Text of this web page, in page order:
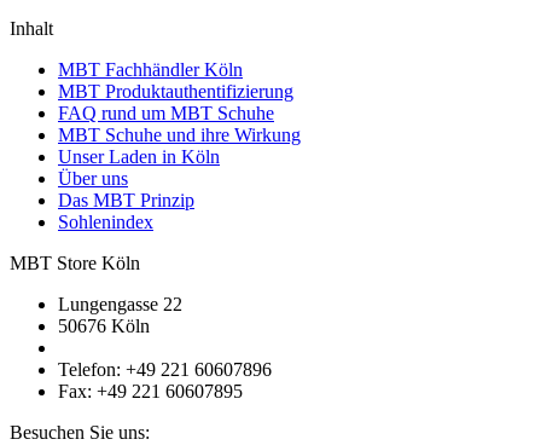
Inhalt
MBT Fachhändler Köln
MBT Produktauthentifizierung
FAQ rund um MBT Schuhe
MBT Schuhe und ihre Wirkung
Unser Laden in Köln
Über uns
Das MBT Prinzip
Sohlenindex
MBT Store Köln
Lungengasse 22
50676 Köln
Telefon: +49 221 60607896
Fax: +49 221 60607895
Besuchen Sie uns: